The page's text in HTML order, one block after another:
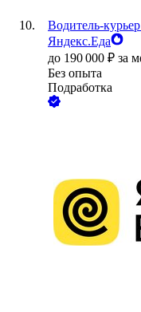
Водитель-
Яндекс.Еда
до 190 000 ₽ за
Без опыта
Подработка